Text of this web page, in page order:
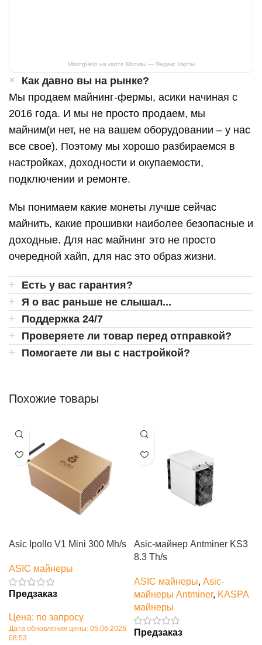
MiningHelp на карте Москвы — Яндекс Карты
Как давно вы на рынке?
Мы продаем майнинг-фермы, асики начиная с
2016 года. И мы не просто продаем, мы
майним(и нет, не на вашем оборудовании – у нас
все свое). Поэтому мы хорошо разбираемся в
настройках, доходности и окупаемости,
подключении и ремонте.
Мы понимаем какие монеты лучше сейчас
майнить, какие прошивки наиболее безопасные и
доходные. Для нас майнинг это не просто
очередной хайп, для нас это образ жизни.
Есть у вас гарантия?
Я о вас раньше не слышал...
Поддержка 24/7
Проверяете ли товар перед отправкой?
Помогаете ли вы с настройкой?
Похожие товары
Asic Ipollo V1 Mini 300 Mh/s
ASIC майнеры
Предзаказ
Цена: по запросу
Дата обновления цены: 05.06.2026
08:53
Asic-майнер Antminer KS3
8.3 Th/s
ASIC майнеры, Asic-
майнеры Antminer, KASPA
майнеры
Предзаказ